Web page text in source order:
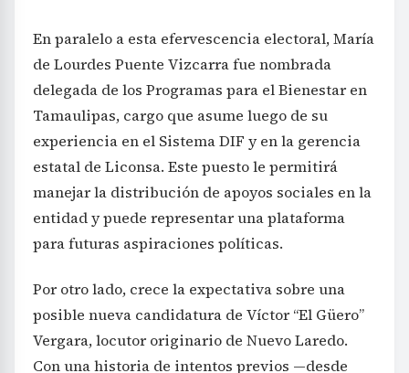
En paralelo a esta efervescencia electoral, María
de Lourdes Puente Vizcarra fue nombrada
delegada de los Programas para el Bienestar en
Tamaulipas, cargo que asume luego de su
experiencia en el Sistema DIF y en la gerencia
estatal de Liconsa. Este puesto le permitirá
manejar la distribución de apoyos sociales en la
entidad y puede representar una plataforma
para futuras aspiraciones políticas.
Por otro lado, crece la expectativa sobre una
posible nueva candidatura de Víctor “El Güero”
Vergara, locutor originario de Nuevo Laredo.
Con una historia de intentos previos —desde